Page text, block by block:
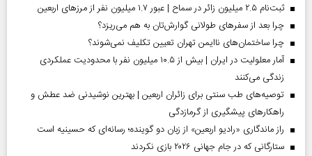
ثبت‌نام ۲.۵ میلیون زائر در سماح | عبور ۱.۷ میلیون نفر از مرز‌های اربعین
چرا بعد از سفرهای طولانی گوارش‌تان به هم می‌ریزد؟
چرا ساختمان‌های ناایمن تهران تعیین تکلیف نمی‌شوند؟
آمار معلولیت در ایران | بیش از ۱۰.۵ میلیون نفر با محدودیت عملکردی
زندگی می‌کنند
توصیه‌های طب سنتی برای زائران اربعین | بهترین نوشیدنی ضد عطش و
راهکارهای پیشگیری از گرمازدگی
راز ماندگاری «رادیو اربعین» از زبان دو گوینده؛ رسانه‌ای که حسینیه است
ستارگانی که در جام جهانی ۲۰۲۶ بازی نکردند